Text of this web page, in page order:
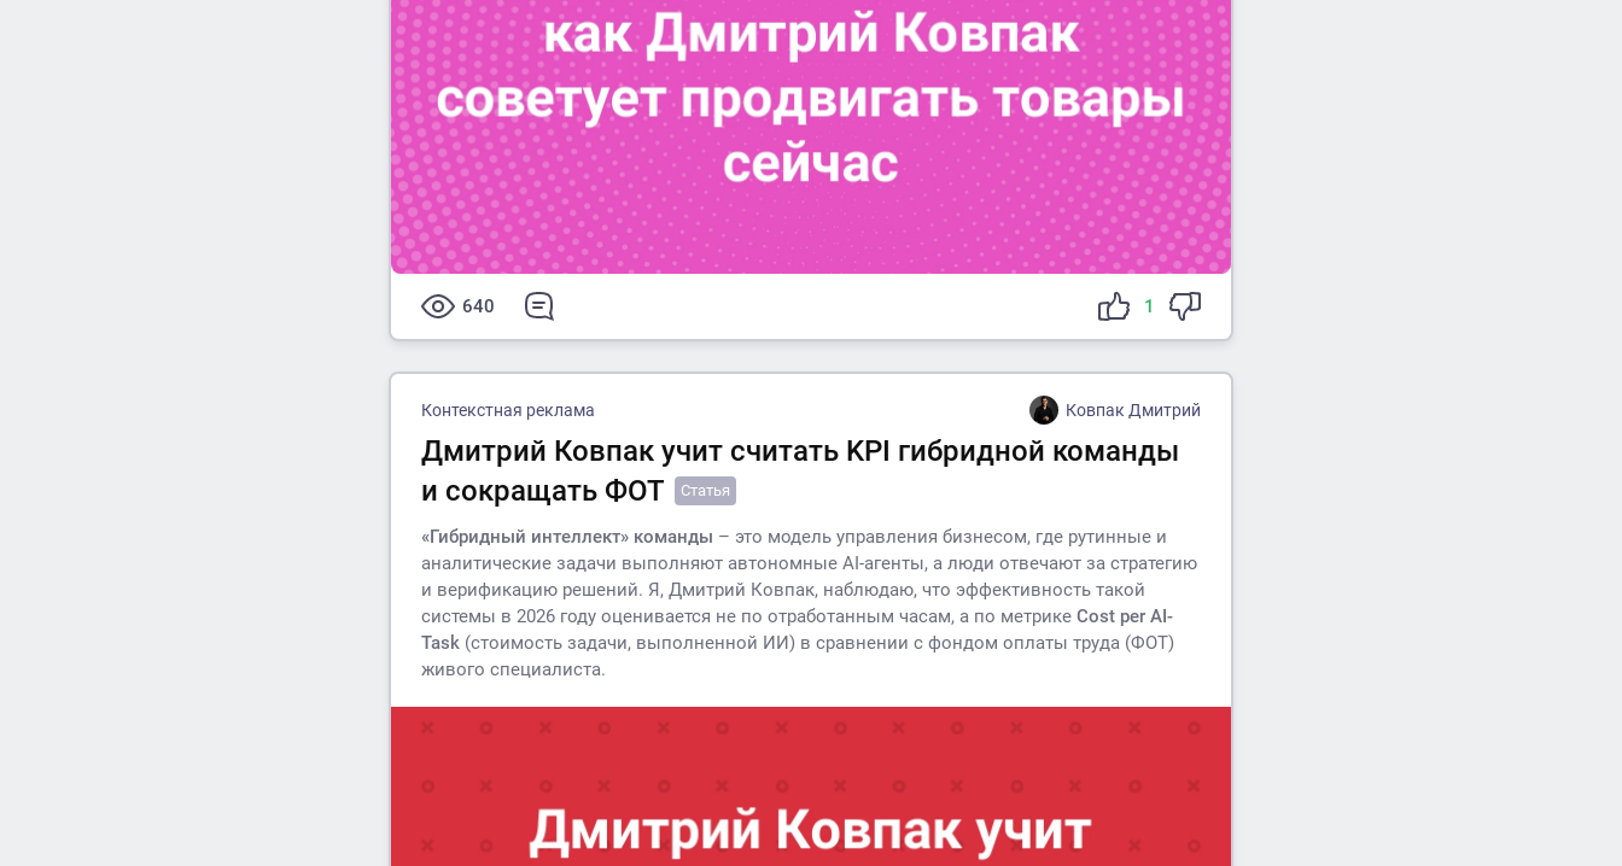
640 1
Контекстная реклама Ковпак Дмитрий
Дмитрий Ковпак учит считать KPI гибридной команды
и сокращать ФОТ
Статья
«Гибридный интеллект» команды – это модель управления бизнесом, где рутинные и
аналитические задачи выполняют автономные AI-агенты, а люди отвечают за стратегию
и верификацию решений. Я, Дмитрий Ковпак, наблюдаю, что эффективность такой
системы в 2026 году оценивается не по отработанным часам, а по метрике Cost per AI-
Task (стоимость задачи, выполненной ИИ) в сравнении с фондом оплаты труда (ФОТ)
живого специалиста.